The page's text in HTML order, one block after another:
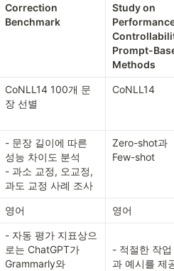
Correction
Benchmark
Study on
Prompt-
Methods
CoNLL14 100개 문
장 선별
CoNLL14
- 문장 길이에 따른
성능 차이도 분석
- 과소 교정, 오교정,
과도 교정 사례 조사
Zero-shot과
Few-shot
영어 영어
- 자동 평가 지표상으
로는 ChatGPT가
Grammarly와
- 적절한 작업
과 예시를 제